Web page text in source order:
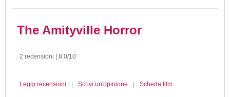
The Amityville Horror
2 recensioni | 8.0/10
Leggi recensioni Scrivi un'opinione Scheda film